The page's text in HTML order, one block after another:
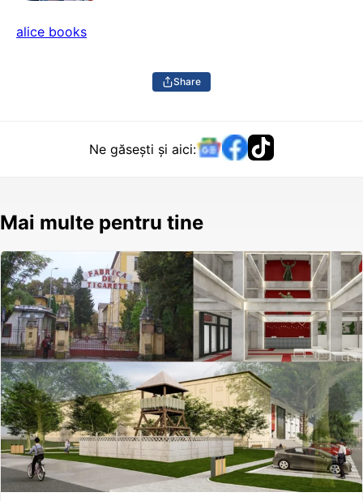
alice books
Share
Ne găsești și aici:
Mai multe pentru tine